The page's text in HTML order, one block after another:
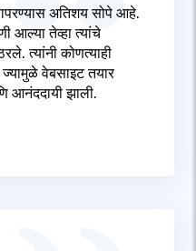
अतिशय सोपे आहे.
आल्या तेव्हा त्यांचे
त्यांनी कोणत्याही
वेबसाइट तयार
आनंददायी झाली.